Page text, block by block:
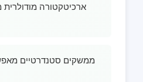
ארכיטקטורה
ממשקים סטנדרטיים